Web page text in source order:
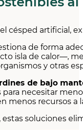
césped artificial,
de forma
isla de calor—,
y otras
de bajo
para necesitar
menos recursos a
soluciones